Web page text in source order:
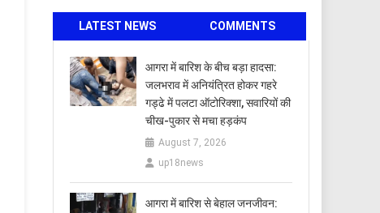
LATEST NEWS COMMENTS
आगरा में बारिश के बीच बड़ा हादसा:
जलभराव में अनियंत्रित होकर गहरे
गड्ढे में पलटा ऑटोरिक्शा, सवारियों की
चीख-पुकार से मचा हड़कंप
August 7, 2026
up18news
आगरा में बारिश से बेहाल जनजीवन: